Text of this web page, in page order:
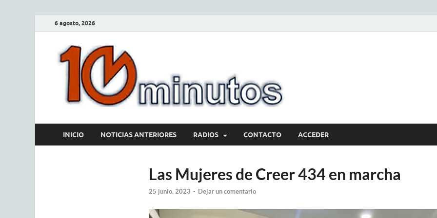
6 agosto, 2026
INICIO NOTICIAS ANTERIORES RADIOS CONTACTO ACCEDER
Las Mujeres de Creer 434 en marcha
25 junio, 2023 - Dejar un comentario